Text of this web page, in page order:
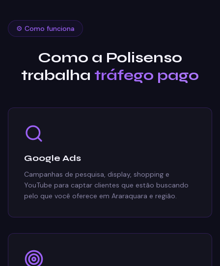
⚙️ Como funciona
Como a Polisenso
trabalha tráfego pago
Google Ads
Campanhas de pesquisa, display, shopping e
YouTube para captar clientes que estão buscando
pelo que você oferece em Araraquara e região.